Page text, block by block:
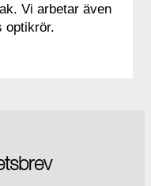
Vi arbetar även
optikrör.